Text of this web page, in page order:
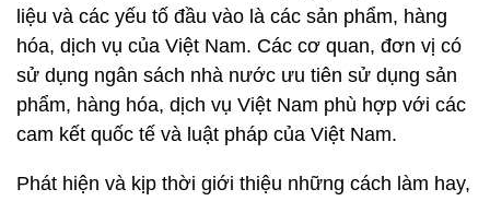
liệu và các yếu tố đầu vào là các sản phẩm, hàng
hóa, dịch vụ của Việt Nam. Các cơ quan, đơn vị có
sử dụng ngân sách nhà nước ưu tiên sử dụng sản
phẩm, hàng hóa, dịch vụ Việt Nam phù hợp với các
cam kết quốc tế và luật pháp của Việt Nam.
Phát hiện và kịp thời giới thiệu những cách làm hay,